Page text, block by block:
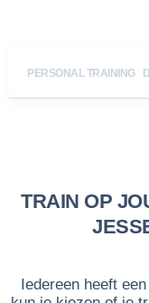
PERSONAL TRAINING
TRAIN OP
Iedereen heeft